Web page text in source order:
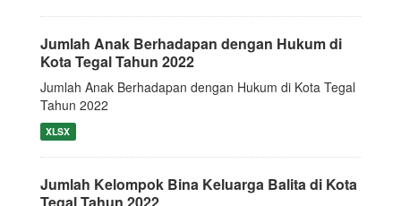
Jumlah Anak Berhadapan dengan Hukum di
Kota Tegal Tahun 2022
Jumlah Anak Berhadapan dengan Hukum di Kota Tegal
Tahun 2022
XLSX
Jumlah Kelompok Bina Keluarga Balita di Kota
Tegal Tahun 2022